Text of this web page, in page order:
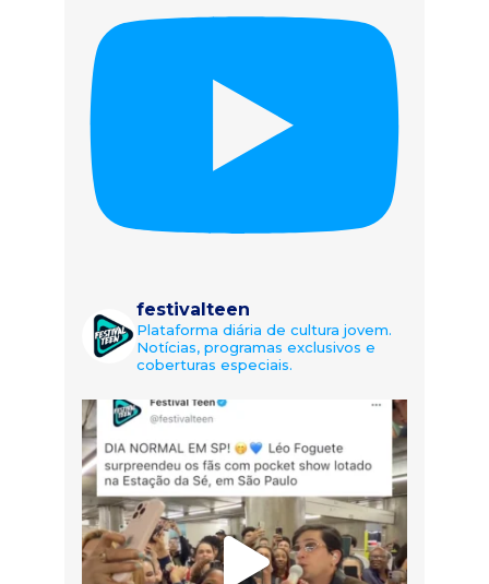
festivalteen
Plataforma diária de cultura jovem.
Notícias, programas exclusivos e
coberturas especiais.